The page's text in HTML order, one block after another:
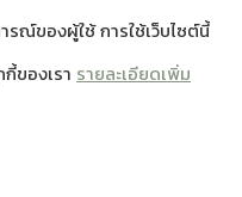
รณ์ของผู้ใช้ การใช้เว็บไซต์นี้
ของเรา รายละเอียดเพิ่ม